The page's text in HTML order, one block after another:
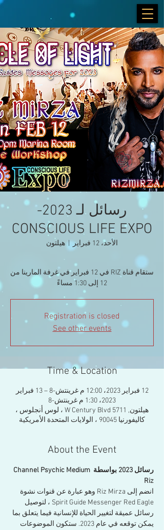
رسائل لـ 2023-
CONSCIOUS LIFE EXPO
الأحد، 12 فبراير
  |
هيلتون
ستقام قناة RIZ في 12 فبراير في غرفة المارينا من
12 إلى 1:30 مساءً
Registration is closed
See other events
Time & Location
12 فبراير 2023، 12:00 م غرينتش-8 – 13 فبراير
2023، 1:30 م غرينتش-8
هيلتون, 5711 W Century Blvd ، لوس أنجلوس ،
كاليفورنيا 90045 ، الولايات المتحدة الأمريكية
About the Event
رسائل 2023 بواسطة Channel Psychic Medium
Riz
انضم إلى Riz Mirza وهو عبارة عن قنوات نشوة
Spirit Guide Messenger Red Eagle ، لتوصيل
رسائل عميقة لتغيير الحياة للإنسانية فيما يتعلق بما
يمكن توقعه في عام 2023. ستكون الموضوعات